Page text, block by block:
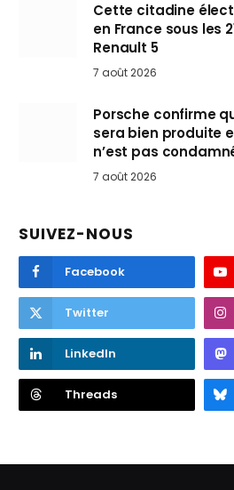
Cette citadine
en France sous les
Renault 5
7 août 2026
Porsche confirme
sera bien produite
n’est pas
7 août 2026
SUIVEZ-NOUS
Facebook
Twitter
LinkedIn
Threads